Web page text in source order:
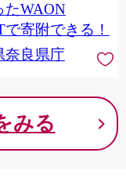
たWAON
で寄附できる！
奈良県庁
みる